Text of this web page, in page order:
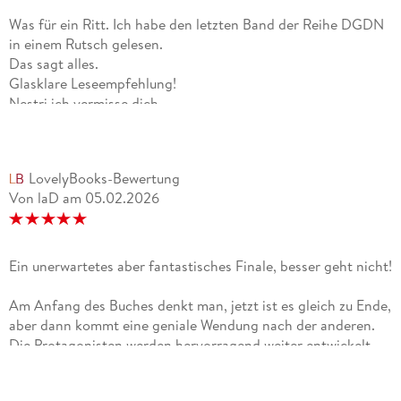
Weg zu den nächsten Veröffentlichungen teilhaben möchte,
darf ihm gerne auf Instagram folgen.
Was für ein Ritt. Ich habe den letzten Band der Reihe DGDN
in einem Rutsch gelesen.
Das sagt alles.
Glasklare Leseempfehlung!
Nestri ich vermisse dich.
LovelyBooks-Bewertung
Von laD am 05.02.2026
Ein unerwartetes aber fantastisches Finale, besser geht nicht!
Am Anfang des Buches denkt man, jetzt ist es gleich zu Ende,
aber dann kommt eine geniale Wendung nach der anderen.
Die Protagonisten werden hervorragend weiter entwickelt